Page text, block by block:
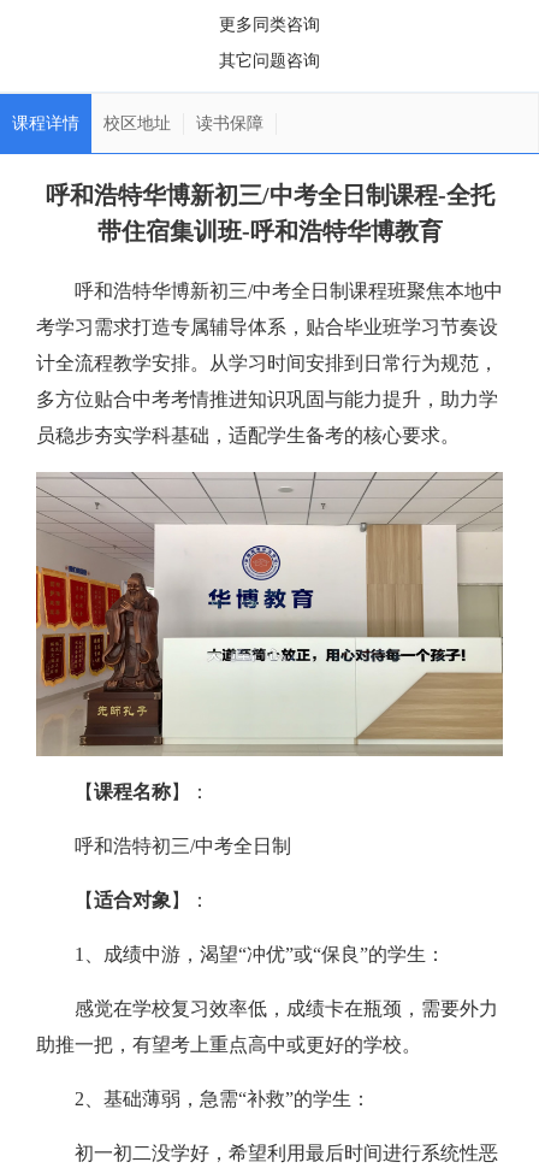
更多同类咨询
其它问题咨询
课程详情 校区地址 读书保障
呼和浩特华博新初三/中考全日制课程-全托
带住宿集训班-呼和浩特华博教育
呼和浩特华博新初三/中考全日制课程班聚焦本地中
考学习需求打造专属辅导体系，贴合毕业班学习节奏设
计全流程教学安排。从学习时间安排到日常行为规范，
多方位贴合中考考情推进知识巩固与能力提升，助力学
员稳步夯实学科基础，适配学生备考的核心要求。
【课程名称】：
呼和浩特初三/中考全日制
【适合对象 】：
1、成绩中游，渴望“冲优”或“保良”的学生：
感觉在学校复习效率低，成绩卡在瓶颈，需要外力
助推一把，有望考上重点高中或更好的学校。
2、基础薄弱，急需“补救”的学生：
初一初二没学好，希望利用最后时间进行系统性恶